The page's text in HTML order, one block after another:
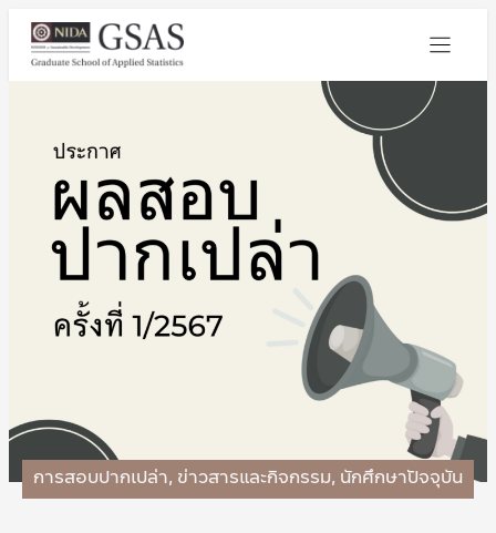
การสอบปากเปล่า, ข่าวสารและกิจกรรม, นักศึกษาปัจจุบัน